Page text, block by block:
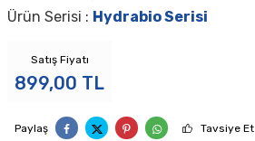
Ürün Serisi : Hydrabio Serisi
Satış Fiyatı
899,00 TL
Paylaş Tavsiye Et